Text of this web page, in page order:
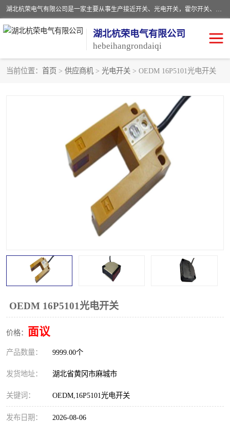
湖北杭荣电气有限公司是一家主要从事生产接近开关、光电开关，霍尔开关、两级跑偏开关、双向拉绳开关、速度监测器、皮带打滑开关、阻旋式料位开关、皮带纵向撕裂开关、溜槽堵塞开关、声光报警器、矿用磁性井筒开关等，主营行业：电气设备、仪器仪表制造, 高低压电器，成套电气设备，矿用防爆机电设备，皮带机综合保护系统，防爆电器，传感器，工矿配件，电器配件，自动化工业机器人的研发，制造，加工销售。
湖北杭荣电气有限公司
hebeihangrondaiqi
当前位置： 首页 > 供应商机 > 光电开关 > OEDM 16P5101光电开关
OEDM 16P5101光电开关
价格： 面议
产品数量： 9999.00个
发货地址： 湖北省黄冈市麻城市
关键词： OEDM,16P5101光电开关
发布日期： 2026-08-06
浮球开关
声光报警器
滑线指示灯
光电开关
拉绳开关
撕裂开关
限位开关 速度检测器
速度传感器